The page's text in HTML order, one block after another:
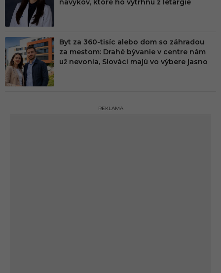
návykov, ktoré ho vytrhnú z letargie
Byt za 360-tisíc alebo dom so záhradou
za mestom: Drahé bývanie v centre nám
už nevonia, Slováci majú vo výbere jasno
REKLAMA